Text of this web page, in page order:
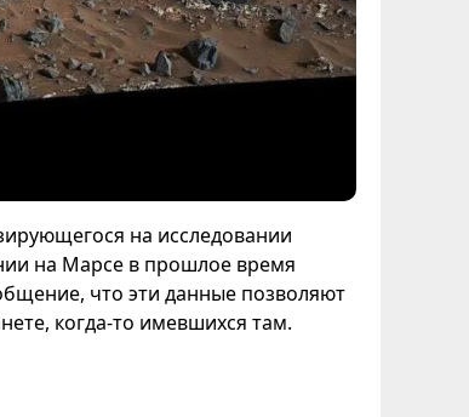
на исследовании
на Марсе в прошлое время
что эти данные позволяют
когда-то имевшихся там.